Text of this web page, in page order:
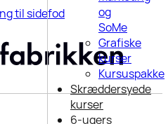
til sidefod
og
SoMe
Grafiske
kurser
Kursuspakke
Skræddersyede
kurser
6-ugers